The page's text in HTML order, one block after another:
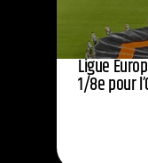
Ligue
1/8e pour